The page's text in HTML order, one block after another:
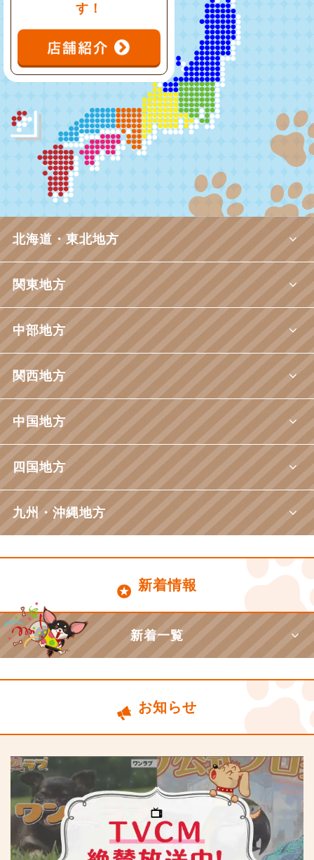
す！
北海道・東北地方
関東地方
中部地方
関西地方
中国地方
四国地方
九州・沖縄地方
新着情報
新着一覧
お知らせ